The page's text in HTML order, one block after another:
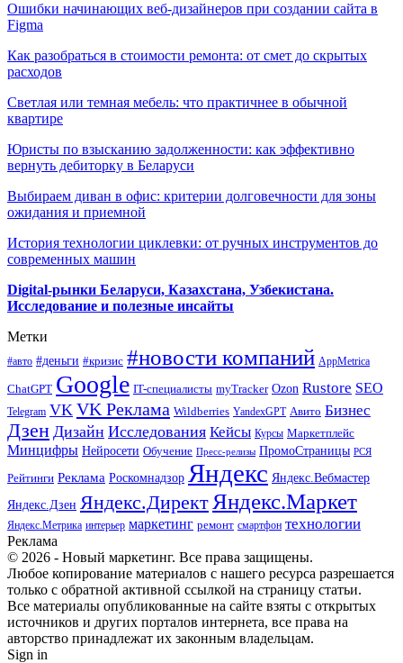
Ошибки начинающих веб-дизайнеров при создании сайта в
Figma
Как разобраться в стоимости ремонта: от смет до скрытых
расходов
Светлая или темная мебель: что практичнее в обычной
квартире
Юристы по взысканию задолженности: как эффективно
вернуть дебиторку в Беларуси
Выбираем диван в офис: критерии долговечности для зоны
ожидания и приемной
История технологии циклевки: от ручных инструментов до
современных машин
Digital-рынки Беларуси, Казахстана, Узбекистана.
Исследование и полезные инсайты
Метки
#авто #деньги #кризис #новости компаний AppMetrica
ChatGPT Google IT-специалисты myTracker Ozon Rustore SEO
Telegram VK VK Реклама Wildberries YandexGPT Авито Бизнес
Дзен Дизайн Исследования Кейсы Курсы Маркетплейс
Минцифры Нейросети Обучение Пресс-релизы ПромоСтраницы РСЯ
Рейтинги Реклама Роскомнадзор Яндекс Яндекс.Вебмастер
Яндекс.Дзен Яндекс.ДиректЯндекс.Маркет
Яндекс.Метрика интерьер маркетинг ремонт смартфон технологии
Реклама
© 2026 - Новый маркетинг. Все права защищены.
Любое копирование материалов с нашего ресурса разрешается
только с обратной активной ссылкой на страницу статьи.
Все материалы опубликованные на сайте взяты с открытых
источников и других порталов интернета, все права на
авторство принадлежат их законным владельцам.
Sign in